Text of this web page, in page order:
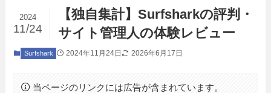
【独自集計】Surfsharkの評判・
サイト管理人の体験レビュー
2024
11/24
Surfshark 2024年11月24日 2026年6月17日
当ページのリンクには広告が含まれています。